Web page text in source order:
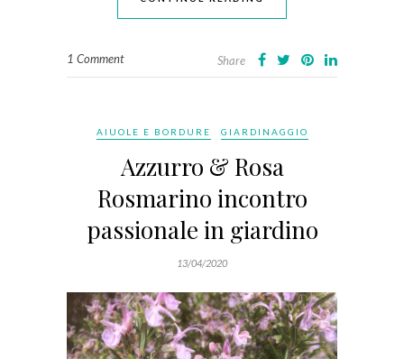
1 Comment Share
AIUOLE E BORDURE GIARDINAGGIO
Azzurro & Rosa
Rosmarino incontro
passionale in giardino
13/04/2020